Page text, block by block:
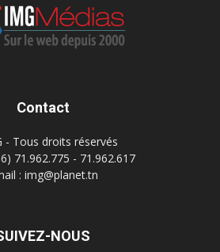
Contact
- Tous droits réservés
71.962.775 - 71.962.617
: img@planet.tn
NOUS